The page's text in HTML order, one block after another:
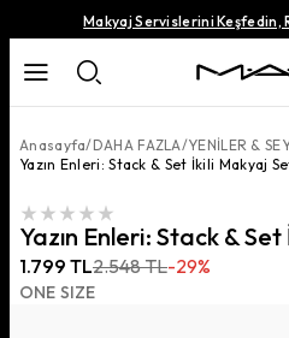
Makyaj Servislerini Keşfedin,
Anasayfa/DAHA FAZLA/YENİLER &
Yazın Enleri: Stack & Set İkili Makyaj
Yazın Enleri: Stack &
1.799 TL2.548 TL-29%
ONE SIZE